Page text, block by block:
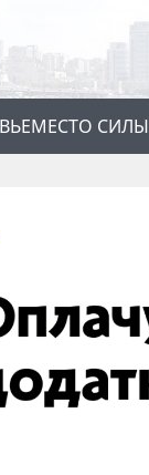
МЕСТО СИЛЫ